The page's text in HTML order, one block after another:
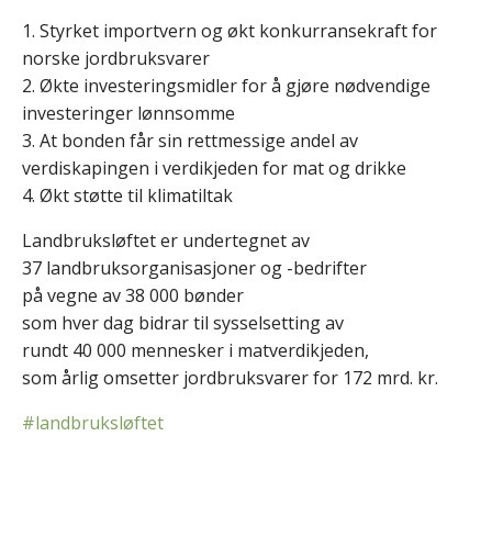
1. Styrket importvern og økt konkurransekraft for
norske jordbruksvarer
2. Økte investeringsmidler for å gjøre nødvendige
investeringer lønnsomme
3. At bonden får sin rettmessige andel av
verdiskapingen i verdikjeden for mat og drikke
4. Økt støtte til klimatiltak
Landbruksløftet er undertegnet av
37 landbruksorganisasjoner og -bedrifter
på vegne av 38 000 bønder
som hver dag bidrar til sysselsetting av
rundt 40 000 mennesker i matverdikjeden,
som årlig omsetter jordbruksvarer for 172 mrd. kr.
#landbruksløftet